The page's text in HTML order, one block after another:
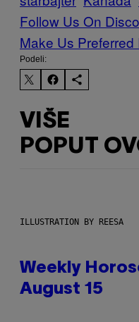
Follow Us On
Make Us Preferred
Podeli:
VIŠE
POPUT
ILLUSTRATION BY REESA
Weekly
August 15